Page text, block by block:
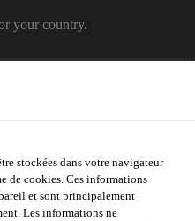
your country.
stockées dans votre navigateur
de cookies. Ces informations
et sont principalement
Les informations ne